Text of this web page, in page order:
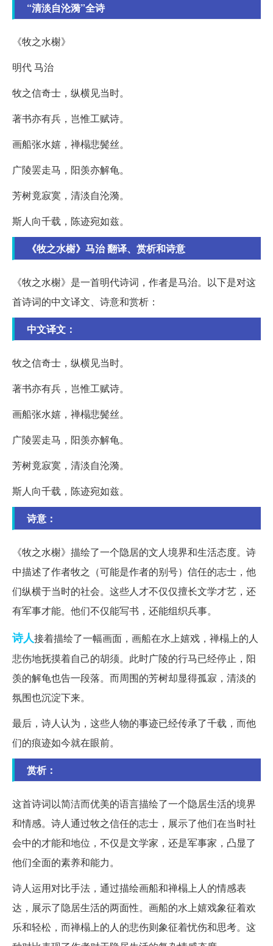
“清淡自沦漪”全诗
《牧之水榭》
明代 马治
牧之信奇士，纵横见当时。
著书亦有兵，岂惟工赋诗。
画船张水嬉，禅榻悲鬓丝。
广陵罢走马，阳羡亦解龟。
芳树竟寂寞，清淡自沦漪。
斯人向千载，陈迹宛如兹。
《牧之水榭》马治 翻译、赏析和诗意
《牧之水榭》是一首明代诗词，作者是马治。以下是对这
首诗词的中文译文、诗意和赏析：
中文译文：
牧之信奇士，纵横见当时。
著书亦有兵，岂惟工赋诗。
画船张水嬉，禅榻悲鬓丝。
广陵罢走马，阳羡亦解龟。
芳树竟寂寞，清淡自沦漪。
斯人向千载，陈迹宛如兹。
诗意：
《牧之水榭》描绘了一个隐居的文人境界和生活态度。诗
中描述了作者牧之（可能是作者的别号）信任的志士，他
们纵横于当时的社会。这些人才不仅仅擅长文学才艺，还
有军事才能。他们不仅能写书，还能组织兵事。
诗人接着描绘了一幅画面，画船在水上嬉戏，禅榻上的人
悲伤地抚摸着自己的胡须。此时广陵的行马已经停止，阳
羡的解龟也告一段落。而周围的芳树却显得孤寂，清淡的
氛围也沉淀下来。
最后，诗人认为，这些人物的事迹已经传承了千载，而他
们的痕迹如今就在眼前。
赏析：
这首诗词以简洁而优美的语言描绘了一个隐居生活的境界
和情感。诗人通过牧之信任的志士，展示了他们在当时社
会中的才能和地位，不仅是文学家，还是军事家，凸显了
他们全面的素养和能力。
诗人运用对比手法，通过描绘画船和禅榻上人的情感表
达，展示了隐居生活的两面性。画船的水上嬉戏象征着欢
乐和轻松，而禅榻上的人的悲伤则象征着忧伤和思考。这